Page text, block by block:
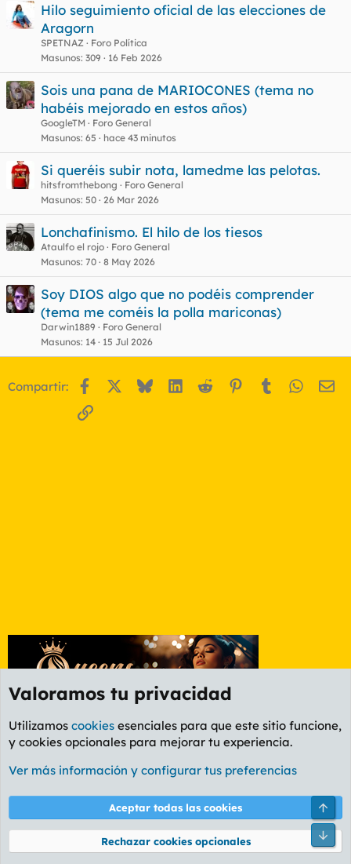
Hilo seguimiento oficial de las elecciones de
Aragorn
SPETNAZ
Foro Política
Masunos 309 16 Feb 2026
Sois una pana de MARIOCONES (tema no
habéis mejorado en estos años)
GoogleTM
Foro General
Masunos 65 hace 43 minutos
Si queréis subir nota, lamedme las pelotas.
hitsfromthebong
Foro General
Masunos 50 26 Mar 2026
Lonchafinismo. El hilo de los tiesos
Ataulfo el rojo
Foro General
Masunos 70 8 May 2026
Soy DIOS algo que no podéis comprender
(tema me coméis la polla mariconas)
Darwin1889
Foro General
Masunos 14 15 Jul 2026
Compartir: Facebook BlueskyLinkedIn
Reddit Pinterest
Tumblr
Enlace
Foro General
Cookies
PL OLDSTYLE AMARILLO
Términos y reglas Política de privacidad Ayuda
Community platform by XenForo® © 2010-2026 XenForo Ltd.
Valoramos tu privacidad
Utilizamos cookies esenciales para que este sitio funcione,
y cookies opcionales para mejorar tu experiencia.
Ver más información y configurar tus preferencias
Aceptar todas las cookies
Rechazar cookies opcionales
Pie